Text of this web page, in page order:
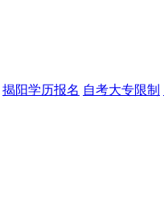
揭阳学历报名 自考大专限制